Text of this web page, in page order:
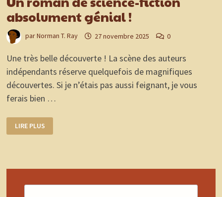
absolument génial !
parNorman T. Ray 27 novembre 2025 0
Une très belle découverte ! La scène des auteurs
indépendants réserve quelquefois de magnifiques
découvertes. Si je n’étais pas aussi feignant, je vous
ferais bien …
VIRTUEL
PAR
ROMAN
SCIENCE-
LIRE PLUS